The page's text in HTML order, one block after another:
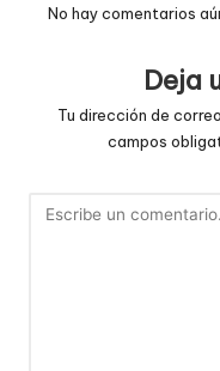
No hay comentarios
Deja
Tu dirección de
campos